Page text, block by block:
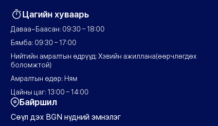
Цагийн хуваарь
Даваа~Баасан: 09:30 – 18:00
Бямба: 09:30 – 17:00
Нийтийн амралтын өдрүүд: Хэвийн ажиллана(өөрчлөгдөх
боломжтой)
Амралтын өдөр: Ням
Цайны цаг: 13:00 – 14:00
Байршил
Сөүл дэх BGN нүдний эмнэлэг